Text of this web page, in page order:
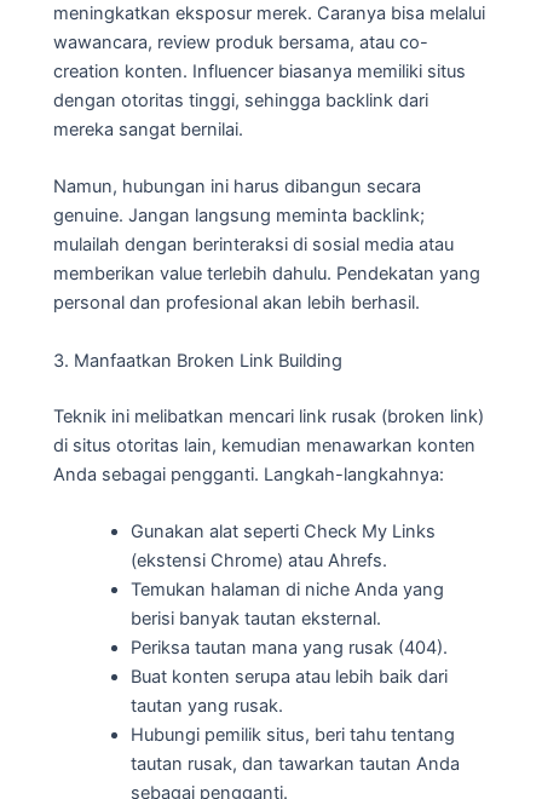
meningkatkan eksposur merek. Caranya bisa melalui
wawancara, review produk bersama, atau co-
creation konten. Influencer biasanya memiliki situs
dengan otoritas tinggi, sehingga backlink dari
mereka sangat bernilai.
Namun, hubungan ini harus dibangun secara
genuine. Jangan langsung meminta backlink;
mulailah dengan berinteraksi di sosial media atau
memberikan value terlebih dahulu. Pendekatan yang
personal dan profesional akan lebih berhasil.
3. Manfaatkan Broken Link Building
Teknik ini melibatkan mencari link rusak (broken link)
di situs otoritas lain, kemudian menawarkan konten
Anda sebagai pengganti. Langkah-langkahnya:
Gunakan alat seperti Check My Links
(ekstensi Chrome) atau Ahrefs.
Temukan halaman di niche Anda yang
berisi banyak tautan eksternal.
Periksa tautan mana yang rusak (404).
Buat konten serupa atau lebih baik dari
tautan yang rusak.
Hubungi pemilik situs, beri tahu tentang
tautan rusak, dan tawarkan tautan Anda
sebagai pengganti.